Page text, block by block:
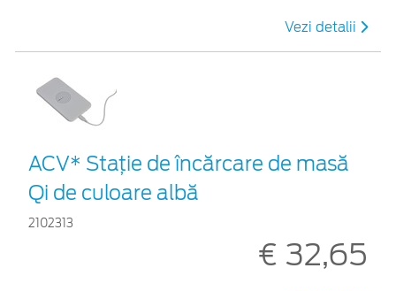
Vezi detalii
ACV* Stație de încărcare de masă
Qi de culoare albă
2102313
€ 32,65